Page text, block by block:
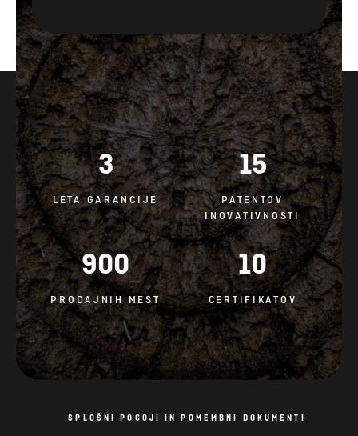
3
LETA GARANCIJE
15
PATENTOV
INOVATIVNOSTI
900
PRODAJNIH MEST
10
CERTIFIKATOV
SPLOŠNI POGOJI IN POMEMBNI DOKUMENTI